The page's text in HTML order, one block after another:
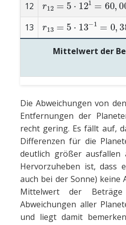
12
13
r13=5⋅13−1=0,38
Mittelwert der
Die Abweichungen von
Entfernungen der
recht gering. Es fällt auf,
Differenzen für die
deutlich größer ausfallen
Hervorzuheben ist, dass
auch bei der Sonne) keine
Mittelwert der
Abweichungen aller
und liegt damit